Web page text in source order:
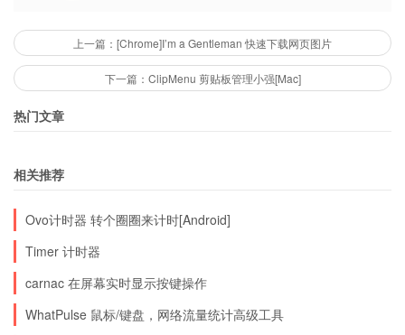
上一篇：[Chrome]I’m a Gentleman 快速下载网页图片
下一篇：ClipMenu 剪贴板管理小强[Mac]
热门文章
相关推荐
Ovo计时器 转个圈圈来计时[Android]
Timer 计时器
carnac 在屏幕实时显示按键操作
WhatPulse 鼠标/键盘，网络流量统计高级工具